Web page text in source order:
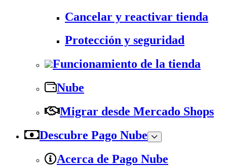
Cancelar y reactivar tienda
Protección y seguridad
Funcionamiento de la tienda
Nube
Migrar desde Mercado Shops
Descubre Pago Nube
Acerca de Pago Nube